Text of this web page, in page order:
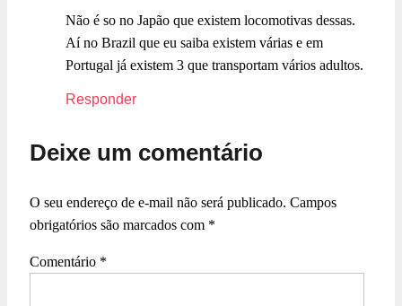
Não é so no Japão que existem locomotivas dessas.
Aí no Brazil que eu saiba existem várias e em
Portugal já existem 3 que transportam vários adultos.
Responder
Deixe um comentário
O seu endereço de e-mail não será publicado. Campos
obrigatórios são marcados com *
Comentário *